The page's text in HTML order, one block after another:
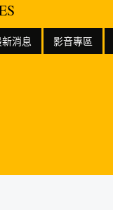
消息 影音專區